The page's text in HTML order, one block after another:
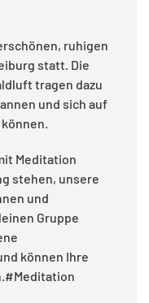
ruhigen
statt. Die
tragen dazu
und sich auf
Meditation
stehen, unsere
und
Gruppe
können Ihre